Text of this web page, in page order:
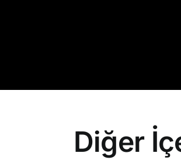
Diğer